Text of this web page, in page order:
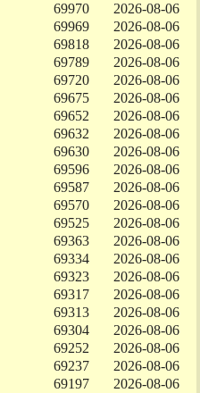
69970
2026-08-06
69969
2026-08-06
69818
2026-08-06
69789
2026-08-06
69720
2026-08-06
69675
2026-08-06
69652
2026-08-06
69632
2026-08-06
69630
2026-08-06
69596
2026-08-06
69587
2026-08-06
69570
2026-08-06
69525
2026-08-06
69363
2026-08-06
69334
2026-08-06
69323
2026-08-06
69317
2026-08-06
69313
2026-08-06
69304
2026-08-06
69252
2026-08-06
69237
2026-08-06
69197
2026-08-06